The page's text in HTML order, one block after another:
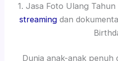
1. Jasa Foto Ulang
streaming dan
Dunia anak-anak penuh